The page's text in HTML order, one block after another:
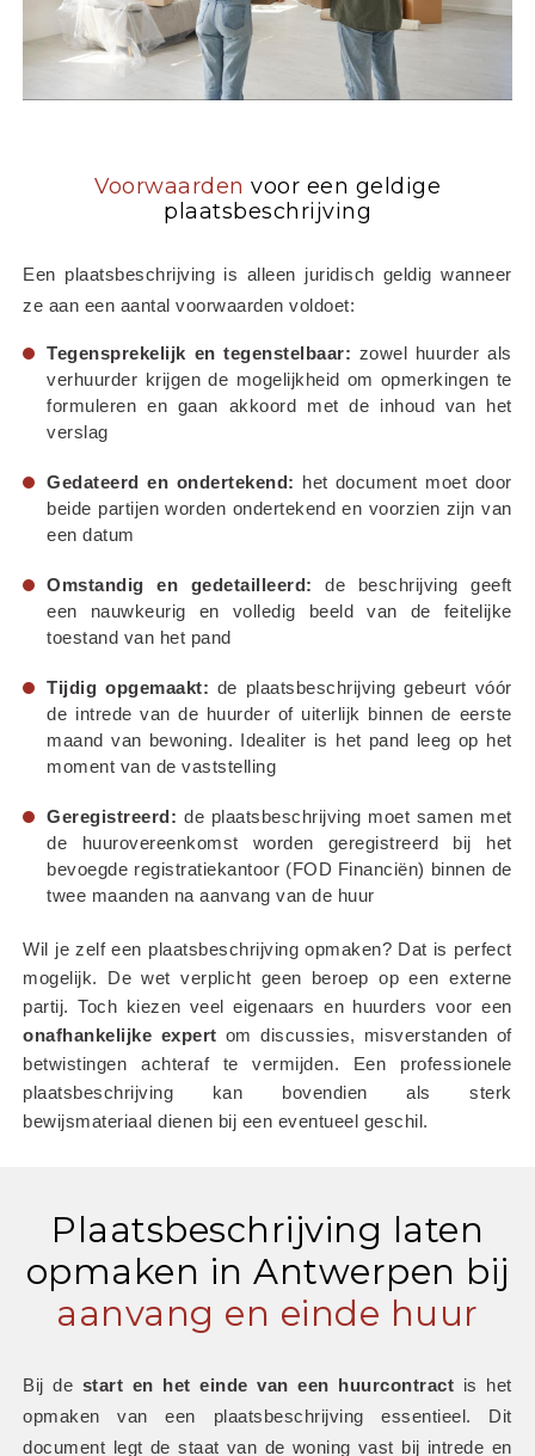
Voorwaarden voor een geldige
plaatsbeschrijving
Een plaatsbeschrijving is alleen juridisch geldig wanneer
ze aan een aantal voorwaarden voldoet:
Tegensprekelijk en tegenstelbaar: zowel huurder als
verhuurder krijgen de mogelijkheid om opmerkingen te
formuleren en gaan akkoord met de inhoud van het
verslag
Gedateerd en ondertekend:
het document moet door
beide partijen worden ondertekend en voorzien zijn van
een datum
Omstandig en gedetailleerd:
de beschrijving geeft
een nauwkeurig en volledig beeld van de feitelijke
toestand van het pand
Tijdig opgemaakt: de plaatsbeschrijving gebeurt vóór
de intrede van de huurder of uiterlijk binnen de eerste
maand van bewoning. Idealiter is het pand leeg op het
moment van de vaststelling
Geregistreerd: de plaatsbeschrijving moet samen met
de huurovereenkomst worden geregistreerd bij het
bevoegde registratiekantoor (FOD Financiën) binnen de
twee maanden na aanvang van de huur
Wil je zelf een plaatsbeschrijving opmaken? Dat is perfect
mogelijk. De wet verplicht geen beroep op een externe
onafhankelijke expert om discussies, misverstanden of
betwistingen achteraf te vermijden. Een professionele
plaatsbeschrijving kan bovendien als sterk
bewijsmateriaal dienen bij een eventueel geschil.
Plaatsbeschrijving laten
opmaken in Antwerpen bij
aanvang en einde huur
Bij de start en het einde van een huurcontract is het
opmaken van een plaatsbeschrijving essentieel. Dit
document legt de staat van de woning vast bij intrede en